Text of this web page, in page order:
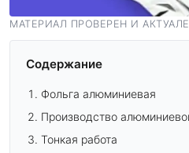
МАТЕРИАЛ ПРОВЕРЕН И
Содержание
Фольга алюминиевая
Производство
Тонкая работа